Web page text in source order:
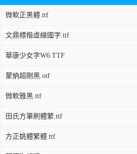
微軟正黑體.ttf
文鼎標楷虛線國字.ttf
華康少女字W6.TTF
蒙納超剛黑.otf
微軟雅黑.ttf
田氏方筆刷體繁.ttf
方正姚體繁體.ttf